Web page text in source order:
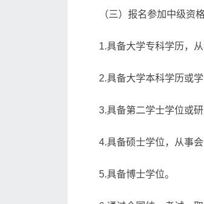
（三）报名参加中级资
1.具备大学专科学历，
2.具备大学本科学历或
3.具备第二学士学位或
4.具备硕士学位，从事会
5.具备博士学位。